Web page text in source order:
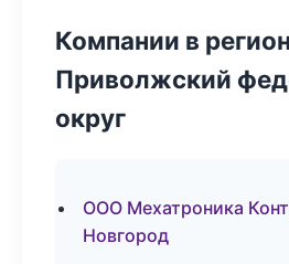
Компании в
Приволжский
округ
ООО Мехатроника
Новгород